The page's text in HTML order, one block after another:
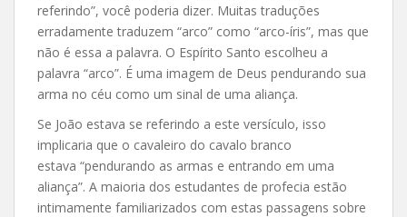
referindo”, você poderia dizer. Muitas traduções
erradamente traduzem “arco” como “arco-íris”, mas que
não é essa a palavra. O Espírito Santo escolheu a
palavra “arco”. É uma imagem de Deus pendurando sua
arma no céu como um sinal de uma aliança.
Se João estava se referindo a este versículo, isso
implicaria que o cavaleiro do cavalo branco
estava “pendurando as armas e entrando em uma
aliança”. A maioria dos estudantes de profecia estão
intimamente familiarizados com estas passagens sobre